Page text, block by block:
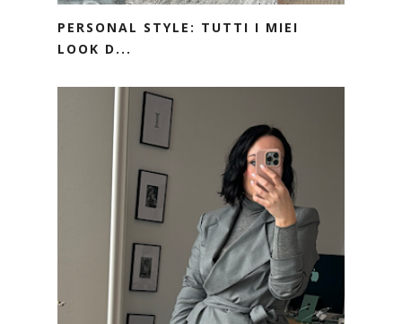
PERSONAL STYLE: TUTTI I MIEI
LOOK D...